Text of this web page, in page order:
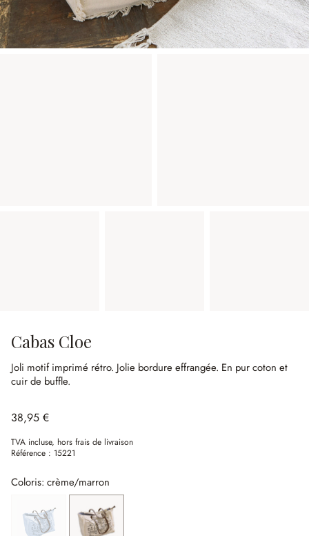
Cabas Cloe
Joli motif imprimé rétro. Jolie bordure effrangée. En pur coton et
cuir de buffle.
38,95 €
TVA incluse, hors frais de livraison
Référence : 15221
Coloris: crème/marron
bleu/marron
(Cette option n'est pas disponible actuellement.)
crème/marron